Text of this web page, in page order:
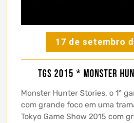
17 de setembro
TGS 2015 * Monster
Monster Hunter Stories, o 1º
com grande foco em uma
Tokyo Game Show 2015 com